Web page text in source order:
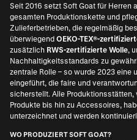
Seit 2016 setzt Soft Goat für Herren
gesamten Produktionskette und
Zulieferbetrieben, die regelmäßig
überwiegend OEKO-TEX®-
zusätzlich RWS-zertifizierte Wolle,
Nachhaltigkeitsstandards zu
zentrale Rolle – so wurde 2023 eine
eingeführt, die faire und
sicherstellt. Alle
Produkte bis hin zu Accessoires,
unterzeichnet und werden
WO PRODUZIERT SOFT GOAT?